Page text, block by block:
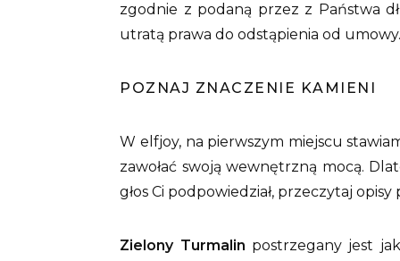
zgodnie z podaną przez z Państwa
utratą prawa do odstąpienia od
POZNAJ ZNACZENIE KAMIENI
W elfjoy, na pierwszym miejscu
zawołać swoją wewnętrzną mocą.
głos Ci podpowiedział, przeczytaj opisy
Zielony Turmalin postrzegany jest